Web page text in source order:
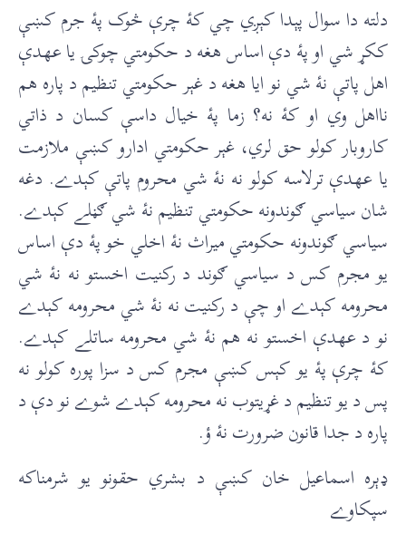
دلته دا سوال پېدا کېږي چي کۀ چرې څوک پۀ جرم کښې
ککړ شي او پۀ دې اساس هغه د حکومتي چوکۍ يا عهدې
اهل پاتې نۀ شي نو ايا هغه د غېر حکومتي تنظيم د پاره هم
نااهل وي او کۀ نه؟ زما پۀ خيال داسې کسان د ذاتي
کاروبار کولو حق لري، غېر حکومتي ادارو کښې ملازمت
يا عهدې ترلاسه کولو نه نۀ شي محروم پاتې کېدے. دغه
شان سياسي ګوندونه حکومتي تنظيم نۀ شي ګڼلے کېدے.
سياسي ګوندونه حکومتي ميراث نۀ اخلي خو پۀ دې اساس
يو مجرم کس د سياسي ګوند د رکنيت اخستو نه نۀ شي
محرومه کېدے او چې د رکنيت نه نۀ شي محرومه کېدے
نو د عهدې اخستو نه هم نۀ شي محرومه ساتلے کېدے.
کۀ چرې پۀ يو کېس کښې مجرم کس د سزا پوره کولو نه
پس د يو تنظيم د غړيتوب نه محرومه کېدے شوے نو دې د
پاره د جدا قانون ضرورت نۀ ؤ.
ډېره اسماعيل خان کښې د بشري حقونو يو شرمناکه
سپکاوے